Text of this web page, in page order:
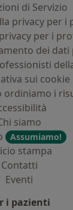
di Servizio
privacy per i
per i
dei dati
sui cookie
ordiniamo i
siamo
Assumiamo!
stampa
Contatti
Eventi
i pazienti